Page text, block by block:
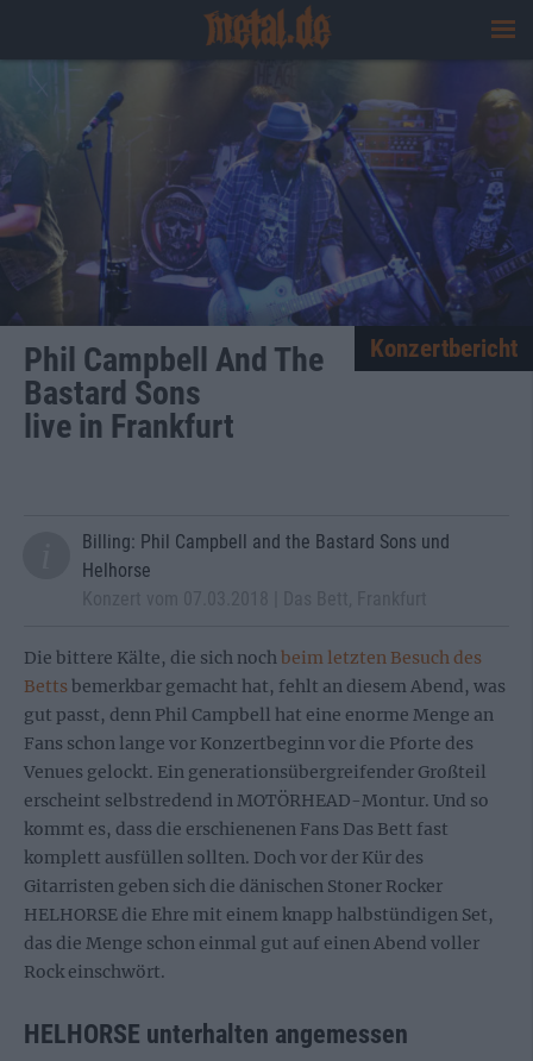
Phil Campbell And The
Bastard Sons
live in Frankfurt
Konzertbericht
Billing: Phil Campbell and the Bastard Sons und
Helhorse
Die bittere Kälte, die sich nochbeim letzten Besuch des
Betts bemerkbar gemacht hat, fehlt an diesem Abend, was
gut passt, denn Phil Campbell hat eine enorme Menge an
Fans schon lange vor Konzertbeginn vor die Pforte des
Venues gelockt. Ein generationsübergreifender Großteil
erscheint selbstredend in MOTÖRHEAD-Montur. Und so
kommt es, dass die erschienenen Fans Das Bett fast
komplett ausfüllen sollten. Doch vor der Kür des
Gitarristen geben sich die dänischen Stoner Rocker
HELHORSE die Ehre mit einem knapp halbstündigen Set,
das die Menge schon einmal gut auf einen Abend voller
Rock einschwört.
HELHORSE unterhalten angemessen